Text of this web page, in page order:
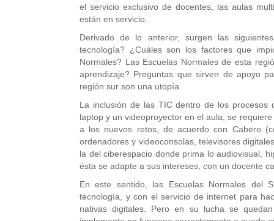
el servicio exclusivo de docentes, las aulas
están en servicio.
Derivado de lo anterior, surgen las
tecnología? ¿Cuáles son los factores que
Normales? Las Escuelas Normales de esta
aprendizaje? Preguntas que sirven de apoyo
región sur son una utopía.
La inclusión de las TIC dentro de los
laptop y un videoproyector en el aula, se
a los nuevos retos, de acuerdo con Cabero
ordenadores y videoconsolas, televisores
la del ciberespacio donde prima lo audiovisual,
ésta se adapte a sus intereses, con un docente
En este sentido, las Escuelas Normales del
tecnología, y con el servicio de internet para
nativas digitales. Pero en su lucha se